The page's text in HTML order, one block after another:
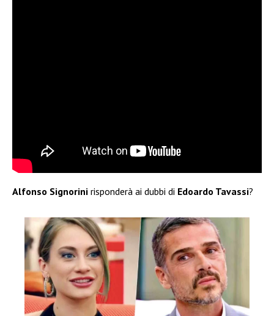
Alfonso Signorini risponderà ai dubbi di Edoardo Tavassi?